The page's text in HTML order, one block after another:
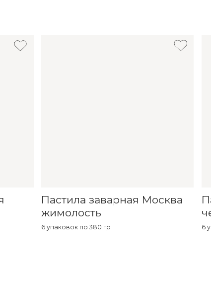
Пастила заварная Москва
жимолость
6 упаковок по 380 гр 6